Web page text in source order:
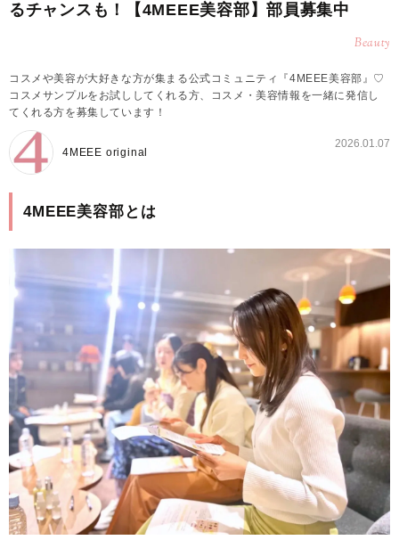
るチャンスも！【4MEEE美容部】部員募集中
Beauty
コスメや美容が大好きな方が集まる公式コミュニティ『4MEEE美容部』♡
コスメサンプルをお試ししてくれる方、コスメ・美容情報を一緒に発信し
てくれる方を募集しています！
4MEEE original
2026.01.07
4MEEE美容部とは